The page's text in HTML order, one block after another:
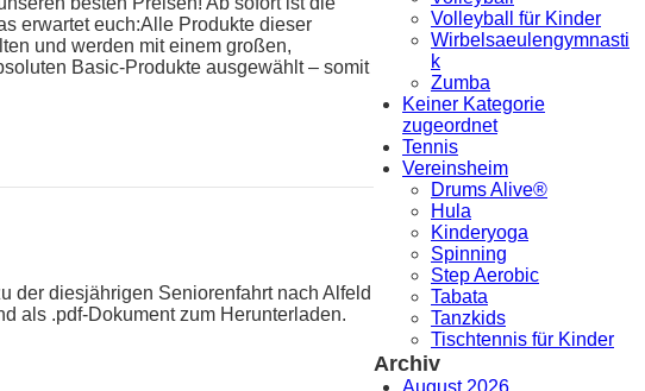
erwartet euch:Alle Produkte dieser
und werden mit einem großen,
Basic-Produkte ausgewählt – somit
der diesjährigen Seniorenfahrt nach Alfeld
als .pdf-Dokument zum Herunterladen.
Volleyball für Kinder
Wirbelsaeulengymnasti
k
Zumba
Keiner Kategorie
zugeordnet
Tennis
Vereinsheim
Drums Alive®
Hula
Kinderyoga
Spinning
Step Aerobic
Tabata
Tanzkids
Tischtennis für Kinder
Archiv
August 2026